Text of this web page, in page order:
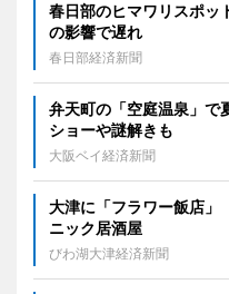
春日部のヒマワリスポ
の影響で遅れ
春日部経済新聞
弁天町の「空庭温泉」
ショーや謎解きも
大阪ベイ経済新聞
大津に「フラワー飯店
ニック居酒屋
びわ湖大津経済新聞